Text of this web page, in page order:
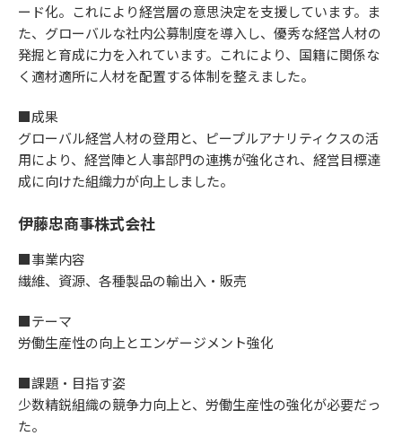
ード化。これにより経営層の意思決定を支援しています。ま
た、グローバルな社内公募制度を導入し、優秀な経営人材の
発掘と育成に力を入れています。これにより、国籍に関係な
く適材適所に人材を配置する体制を整えました。
■成果
グローバル経営人材の登用と、ピープルアナリティクスの活
用により、経営陣と人事部門の連携が強化され、経営目標達
成に向けた組織力が向上しました。
伊藤忠商事株式会社
■事業内容
繊維、資源、各種製品の輸出入・販売
■テーマ
労働生産性の向上とエンゲージメント強化
■課題・目指す姿
少数精鋭組織の競争力向上と、労働生産性の強化が必要だっ
た。